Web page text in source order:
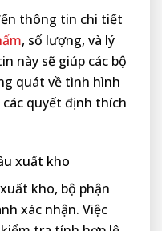
thông tin chi tiết
, số lượng, và lý
này sẽ giúp các bộ
quát về tình hình
quyết định thích
xuất kho
kho, bộ phận
xác nhận. Việc